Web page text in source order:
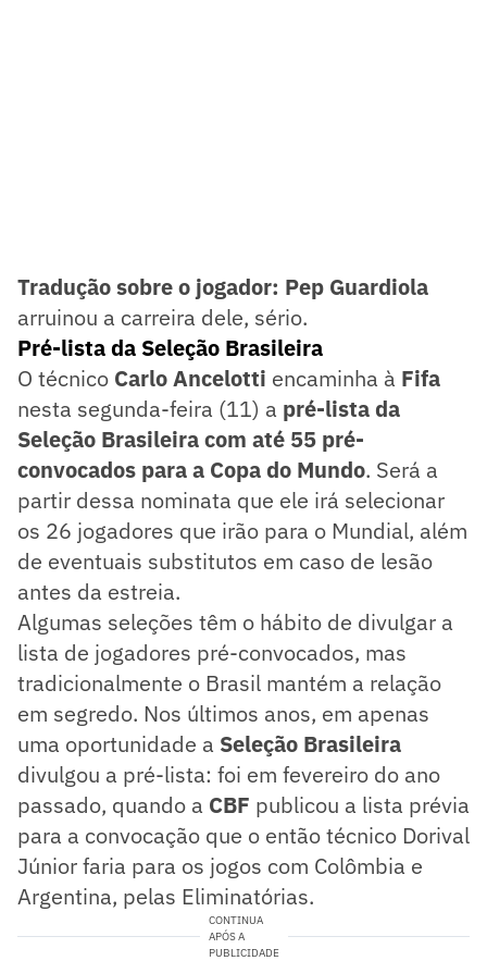
Tradução sobre o jogador: Pep Guardiola
arruinou a carreira dele, sério.
Pré-lista da Seleção Brasileira
O técnico Carlo Ancelotti encaminha à Fifa
nesta segunda-feira (11) a pré-lista da
Seleção Brasileira com até 55 pré-
convocados para a Copa do Mundo. Será a
partir dessa nominata que ele irá selecionar
os 26 jogadores que irão para o Mundial, além
de eventuais substitutos em caso de lesão
antes da estreia.
Algumas seleções têm o hábito de divulgar a
lista de jogadores pré-convocados, mas
tradicionalmente o Brasil mantém a relação
em segredo. Nos últimos anos, em apenas
uma oportunidade a Seleção Brasileira
divulgou a pré-lista: foi em fevereiro do ano
passado, quando a CBF publicou a lista prévia
para a convocação que o então técnico Dorival
Júnior faria para os jogos com Colômbia e
Argentina, pelas Eliminatórias.
CONTINUA
APÓS A
PUBLICIDADE